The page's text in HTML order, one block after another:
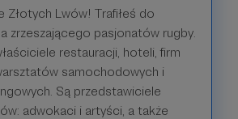
Złotych Lwów! Trafiłeś do
zrzeszającego pasjonatów rugby.
restauracji, hoteli, firm
samochodowych i
Są przedstawiciele
adwokaci i artyści, a także